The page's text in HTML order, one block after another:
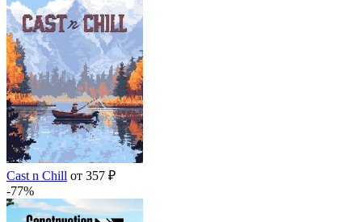
Cast n Chill от 357 ₽
-77%